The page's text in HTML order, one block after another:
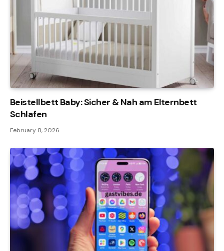
Beistellbett Baby: Sicher & Nah am Elternbett
Schlafen
February 8, 2026